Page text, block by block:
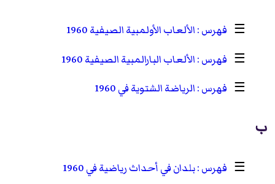
☰
الألعاب الأولمبية الصيفية 1960
☰
الألعاب البارالمبية الصيفية 1960
☰
الرياضة الشتوية في 1960
ب
☰ بلدان في أحداث رياضية في 1960